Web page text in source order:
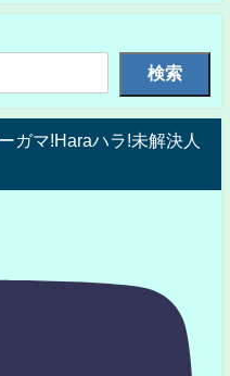
検索
ガマ!Haraハラ!未解決人